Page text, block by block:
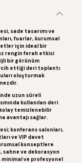
sade tasarımı ve
fuarlar, kurumsal
için ideal bir
rengin ferah etkisi
bir görünüm
ettiği deri toplantı
oluşturmak
uzun süreli
kullanılan deri
kolay temizlenebilir
avantajı sağlar.
konferans salonları,
ve VIP davet
konseptlere
sahne ve dekorasyon
minimal ve profesyonel